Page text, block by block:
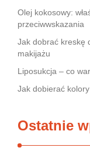
Olej kokosowy:
przeciwwskazania
Jak dobrać kreskę
makijażu
Liposukcja – co
Jak dobierać
Ostatnie